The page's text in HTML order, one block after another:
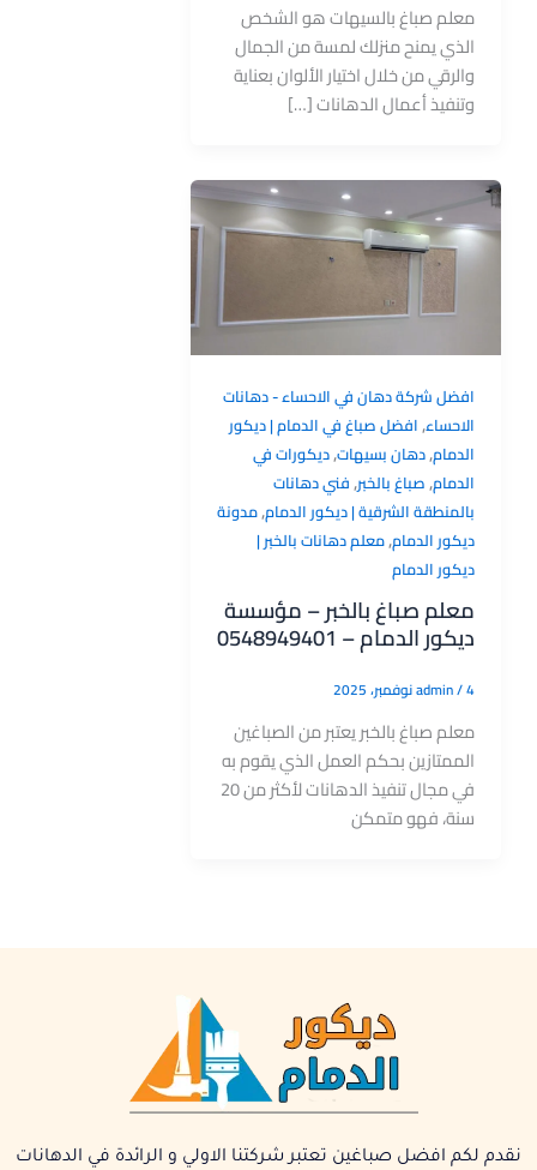
معلم صباغ بالسيهات هو الشخص
الذي يمنح منزلك لمسة من الجمال
والرقي من خلال اختيار الألوان بعناية
وتنفيذ أعمال الدهانات […]
افضل شركة دهان في الاحساء - دهانات
الاحساء,افضل صباغ في الدمام | ديكور
الدمام,دهان بسيهات,ديكورات في
الدمام,صباغ بالخبر,فني دهانات
بالمنطقة الشرقية | ديكور الدمام,مدونة
ديكور الدمام,معلم دهانات بالخبر |
ديكور الدمام
معلم صباغ بالخبر – مؤسسة
ديكور الدمام – 0548949401
admin/4 نوفمبر، 2025
معلم صباغ بالخبر يعتبر من الصباغين
الممتازين بحكم العمل الذي يقوم به
في مجال تنفيذ الدهانات لأكثر من 20
سنة، فهو متمكن
نقدم لكم افضل صباغين تعتبر شركتنا الاولي و الرائدة في الدهانات